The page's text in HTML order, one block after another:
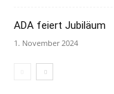
ADA feiert Jubiläum
1. November 2024